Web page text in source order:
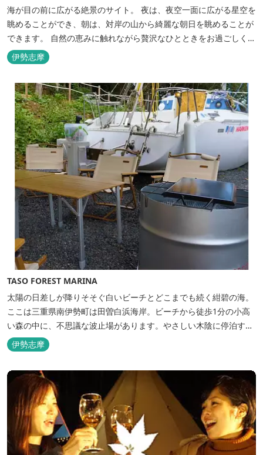
海が目の前に広がる絶景のサイト。 夜は、夜空一面に広がる星空を
眺めることができ、朝は、対岸の山から綺麗な朝日を眺めることが
できます。 自然の恵みに触れながら贅沢なひとときをお過ごしくだ
さい。 ウッドテラスでのバーベキューを楽しむこともでき、BBQ
初心者でも安心のガスBBQ台をご用意しております。 また、海岸
を散策しながら海風を感じるのもよし、インスタントハウス内でリ
ラックスする...
伊勢志摩
TASO FOREST MARINA
太陽の日差しが降りそそぐ白いビーチとどこまでも続く紺碧の海。
ここは三重県南伊勢町は田曽白浜海岸。ビーチから徒歩1分の小高
い森の中に、不思議な波止場があります。やさしい木陰に停泊する
のは3艇のヨット。日本初の森のマリーナです。 航海の気分高まる
インテリアは見た目からは想像できないほど広く、くつろぎの空
間。夏場でもエアコン完備で快適にお過ごしいただけます。甲板の
上に寝転んで夜空を見上げれば...
伊勢志摩